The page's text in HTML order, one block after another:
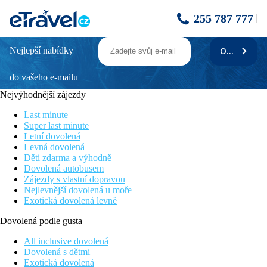
255 787 777
Lagoon Attitude Hotel
Wellness & SPA
Přímo u písečné pláže
Wi-fi internet zdarma
3 bazény
Poloha
Hotel se nachází na okraji laguny Anse la Raie na severním
pobřeží Mauricia. Letiště je vzdáleno cca 70km a 8km městečko
Grand Baie
Hotel je pouze pro starší 18ti let
Vybavení
182 pokojů, vstupní hala, recepce, 4 restaurace (bufetová,
mořské plody, asijská, mauricijská), kiosk Taba-J (mauricijský
street food koncept a barbecue), fitness, 3 bary, 3 bazény (1
vyhřívaný), butik, směnárna.
Nejlepší nabídky
do vašeho e-mailu
ODEBÍRAT
Nejvýhodnější zájezdy
Last minute
Super last minute
Letní dovolená
Levná dovolená
Děti zdarma a výhodně
Dovolená autobusem
Zájezdy s vlastní dopravou
Nejlevnější dovolená u moře
Exotická dovolená levně
Dovolená podle gusta
All inclusive dovolená
Dovolená s dětmi
Exotická dovolená